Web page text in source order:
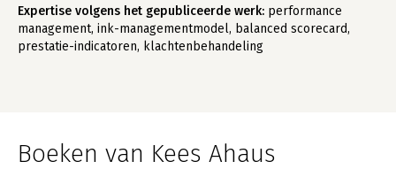
Expertise volgens het gepubliceerde werk: performance
management, ink-managementmodel, balanced scorecard,
prestatie-indicatoren, klachtenbehandeling
Boeken van Kees Ahaus